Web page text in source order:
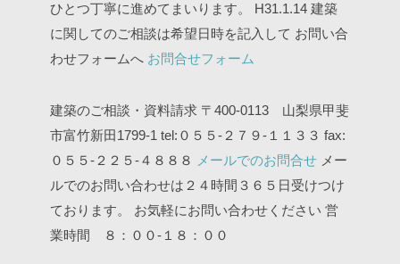
ひとつ丁寧に進めてまいります。 H31.1.14 建築
に関してのご相談は希望日時を記入して お問い合
わせフォームへ お問合せフォーム
建築のご相談・資料請求 〒400-0113 山梨県甲斐
市富竹新田1799-1 tel:０５５-２７９-１１３３ fax:
０５５-２２５-４８８８
メールでのお問合せ メー
ルでのお問い合わせは２４時間３６５日受けつけ
ております。
お気軽にお問い合わせください 営
業時間 ８：００-１８：００